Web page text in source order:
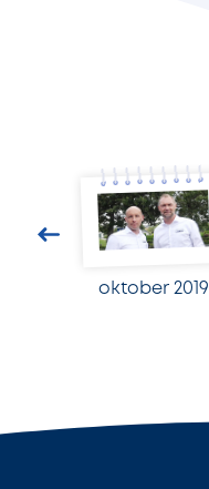
oktober 2019